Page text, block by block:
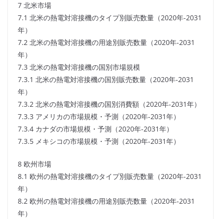
7 北米市場
7.1 北米の熱電対溶接機のタイプ別販売数量（2020年-2031
年）
7.2 北米の熱電対溶接機の用途別販売数量（2020年-2031
年）
7.3 北米の熱電対溶接機の国別市場規模
7.3.1 北米の熱電対溶接機の国別販売数量（2020年-2031
年）
7.3.2 北米の熱電対溶接機の国別消費額（2020年-2031年）
7.3.3 アメリカの市場規模・予測（2020年-2031年）
7.3.4 カナダの市場規模・予測（2020年-2031年）
7.3.5 メキシコの市場規模・予測（2020年-2031年）
8 欧州市場
8.1 欧州の熱電対溶接機のタイプ別販売数量（2020年-2031
年）
8.2 欧州の熱電対溶接機の用途別販売数量（2020年-2031
年）